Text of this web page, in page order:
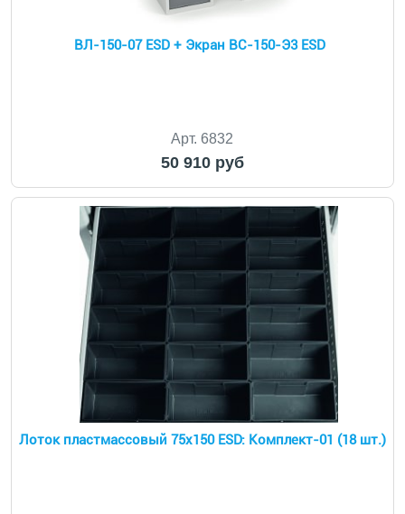
ВЛ-150-07 ESD + Экран ВС-150-Э3 ESD
Арт. 6832
50 910 руб
Лоток пластмассовый 75х150 ESD: Комплект-01 (18 шт.)